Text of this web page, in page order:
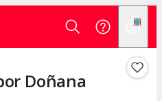
Doñana